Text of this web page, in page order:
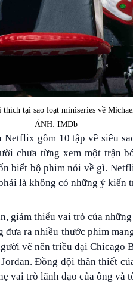
tại sao loạt miniseries về
ẢNH: IMDb
gồm 10 tập về siêu
chưa từng xem một trận
biết bộ phim nói về gì.
là không có những ý kiến
giảm thiểu vai trò của
ra nhiều thước phim
vẽ nên triều đại Chicago
Đồng đội thân thiết
vai trò lãnh đạo của ông và